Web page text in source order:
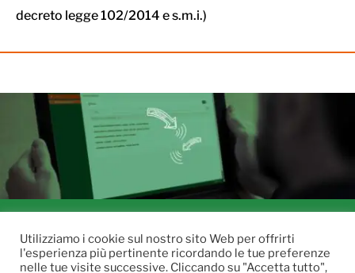
decreto legge 102/2014 e s.m.i.)
Utilizziamo i cookie sul nostro sito Web per offrirti
l'esperienza più pertinente ricordando le tue preferenze
nelle tue visite successive. Cliccando su "Accetta tutto",